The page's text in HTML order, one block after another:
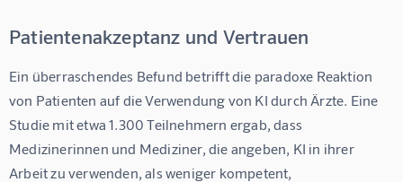
Patientenakzeptanz und Vertrauen
Ein überraschendes Befund betrifft die paradoxe Reaktion
von Patienten auf die Verwendung von KI durch Ärzte. Eine
Studie mit etwa 1.300 Teilnehmern ergab, dass
Medizinerinnen und Mediziner, die angeben, KI in ihrer
Arbeit zu verwenden, als weniger kompetent,